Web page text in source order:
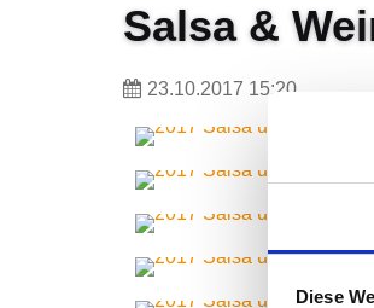
Diese
Salsa &
23.10.2017 15:20